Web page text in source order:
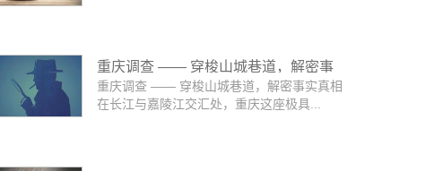
重庆调查 —— 穿梭山城巷道，解密事
实真相
重庆调查 —— 穿梭山城巷道，解密事实真相
在长江与嘉陵江交汇处，重庆这座极具...